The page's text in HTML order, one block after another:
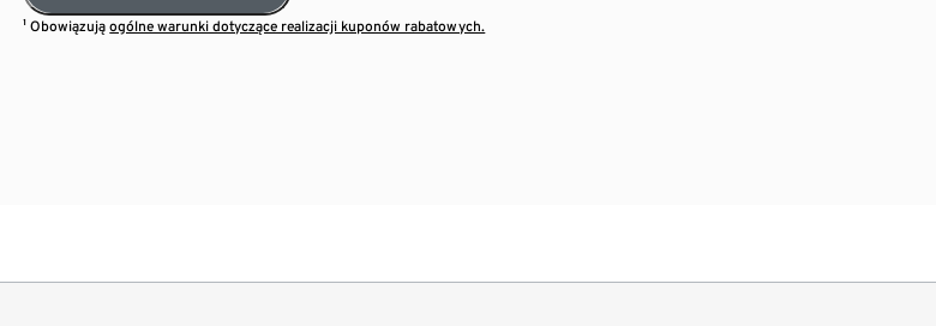
¹ Obowiązująogólne warunki dotyczące realizacji kuponów rabatowych.